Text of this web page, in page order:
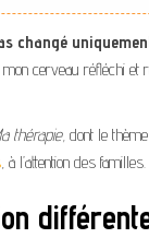
changé
mon cerveau réfléchi
thérapie, dont le
, à l’attention des familles.